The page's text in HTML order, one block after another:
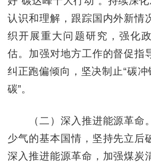
认识和理解，跟踪国内外新情
织开展重大问题研究，强化
估。加强对地方工作的督促指
纠正跑偏倾向，坚决制止“碳冲
碳”。
（二）深入推进能源革命
少气的基本国情，坚持先立后
深入推进能源革命，加强煤炭